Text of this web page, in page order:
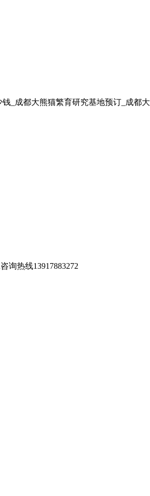
_成都大熊猫繁育研究基地预订_成都
询热线13917883272